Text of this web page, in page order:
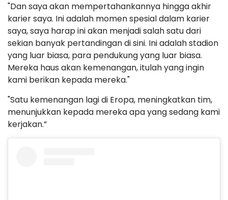
"Dan saya akan mempertahankannya hingga akhir
karier saya. Ini adalah momen spesial dalam karier
saya, saya harap ini akan menjadi salah satu dari
sekian banyak pertandingan di sini. Ini adalah stadion
yang luar biasa, para pendukung yang luar biasa.
Mereka haus akan kemenangan, itulah yang ingin
kami berikan kepada mereka."
"Satu kemenangan lagi di Eropa, meningkatkan tim,
menunjukkan kepada mereka apa yang sedang kami
kerjakan.”